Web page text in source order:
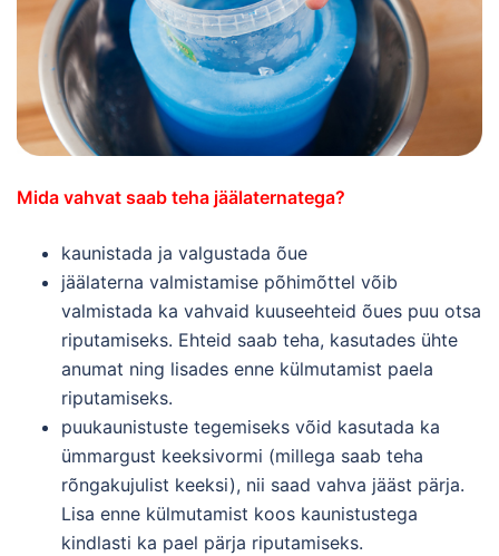
Mida vahvat saab teha jäälaternatega?
kaunistada ja valgustada õue
jäälaterna valmistamise põhimõttel võib
valmistada ka vahvaid kuuseehteid õues puu otsa
riputamiseks. Ehteid saab teha, kasutades ühte
anumat ning lisades enne külmutamist paela
riputamiseks.
puukaunistuste tegemiseks võid kasutada ka
ümmargust keeksivormi (millega saab teha
rõngakujulist keeksi), nii saad vahva jääst pärja.
Lisa enne külmutamist koos kaunistustega
kindlasti ka pael pärja riputamiseks.